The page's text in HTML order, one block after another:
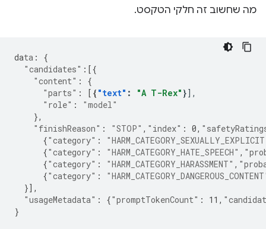
מה שחשוב זה חלקי הטקסט.
data :
{
"candidates" :[{
"content" :
{
"parts" : [ { "text" : "A T-Rex" }
"role" :
"model"
},
"finishReason" : "STOP" , "index" : 0,
{"category" :
{"category" : "HARM_CATEGORY_HATE_SPEECH" ,
{"category" : "HARM_CATEGORY_HARASSMENT" ,
{"category" :
}],
"usageMetadata" : {"promptTokenCount" : 11 ,
}